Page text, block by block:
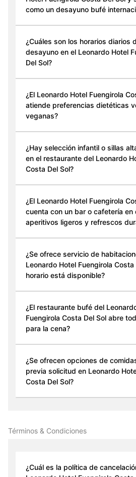
como un desayuno bufé
¿Cuáles son los horarios diarios
desayuno en el Leonardo Hotel
Del Sol?
¿El Leonardo Hotel Fuengirola
atiende preferencias dietéticas
veganas?
¿Hay selección infantil o sillas
en el restaurante del Leonardo
Costa Del Sol?
¿El Leonardo Hotel Fuengirola
cuenta con un bar o cafetería en
aperitivos ligeros y refrescos
¿Se ofrece servicio de
Leonardo Hotel Fuengirola
horario está disponible?
¿El restaurante bufé del
Fuengirola Costa Del Sol abre
para la cena?
¿Se ofrecen opciones de
previa solicitud en Leonardo
Costa Del Sol?
Términos & Condiciones
¿Cuál es la política de